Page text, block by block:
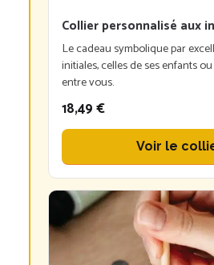
Collier personnalisé aux
Le cadeau symbolique par
initiales, celles de ses enfants
entre vous.
18,49 €
Voir le